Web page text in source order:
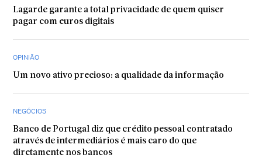
Lagarde garante a total privacidade de quem quiser
pagar com euros digitais
OPINIÃO
Um novo ativo precioso: a qualidade da informação
NEGÓCIOS
Banco de Portugal diz que crédito pessoal contratado
através de intermediários é mais caro do que
diretamente nos bancos